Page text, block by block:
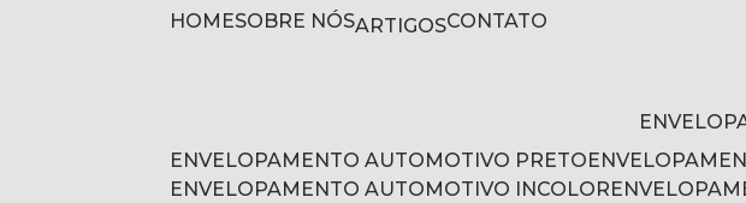
HOME SOBRE NÓS
ARTIGOS
CONTATO
ENVELOPAMENTO AUTOMOTIVO PRETO
ENVELOPAMENTO AUTOMOTIVO INCOLOR